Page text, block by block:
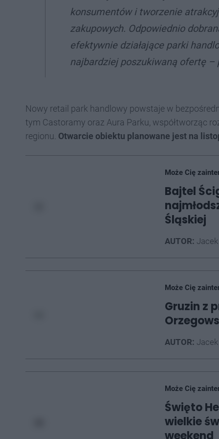
konsumentów i tworzenie
zakupowych. Odpowiednio
efektywnie działające parki
najbardziej poszukiwaną ofertę –
Nowy retail park handlowy powstaje w
tym Castoramy oraz Aura Parku, współtworząc
regionu. Otwarcie obiektu planowane jest na
Może Cię
Bajtel
Śląskiej
AUTOR:
Może Cię
Gruzin z
AUTOR:
Może Cię
Święto
wielkie
weekend